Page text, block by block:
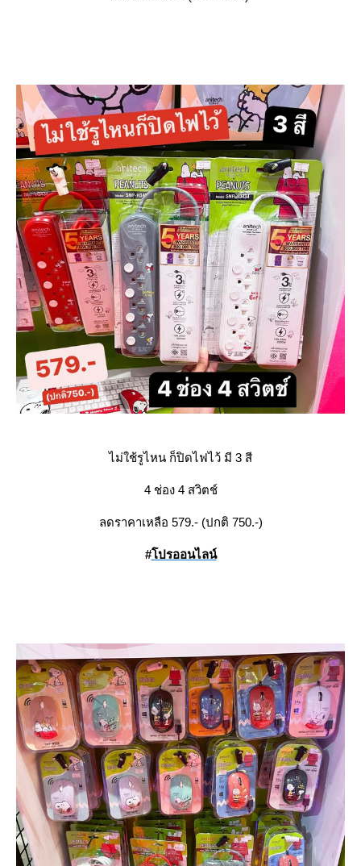
ไม่ใช้รูไหน ก็ปิดไฟไว้ มี 3 สี
4 ช่อง 4 สวิตช์
ลดราคาเหลือ 579.- (ปกติ 750.-)
#ปรออนไลน์